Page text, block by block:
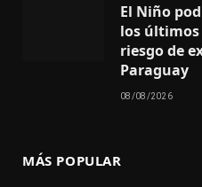
El Niño
los últimos
riesgo de
Paraguay
08/08/2026
MÁS POPULAR